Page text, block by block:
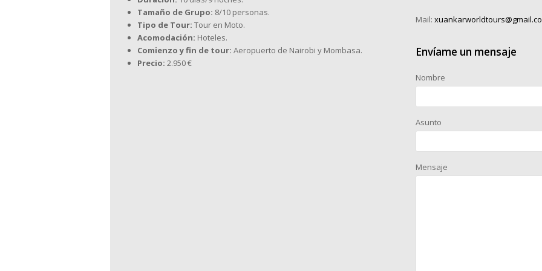
Tamaño de Grupo: 8/10 personas.
Tipo de Tour: Tour en Moto.
Acomodación: Hoteles.
Comienzo y fin de tour: Aeropuerto de Nairobi y Mombasa.
Precio: 2.950 €
Mail:
Envíame un mensaje
Nombre
Asunto
Mensaje